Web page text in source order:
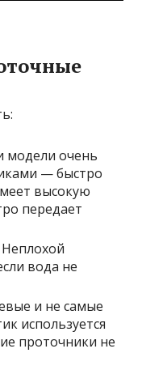
модели очень
— быстро
высокую
передает
вода не
и не самые
используется
проточники не